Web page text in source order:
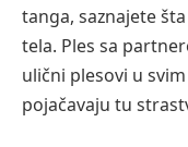
tanga, saznajete
tela. Ples sa
ulični plesovi u
pojačavaju tu